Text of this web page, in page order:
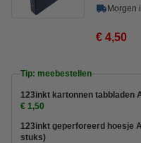
Morgen
€ 4,50
Tip: meebestellen
123inkt kartonnen tabbladen
€ 1,50
123inkt geperforeerd hoesje
stuks)